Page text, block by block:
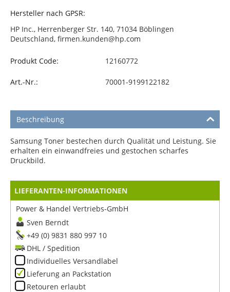
Hersteller nach GPSR:
HP Inc., Herrenberger Str. 140, 71034 Böblingen
Deutschland, firmen.kunden@hp.com
Produkt Code: 12160772
Art.-Nr.: 70001-9199122182
Beschreibung
Samsung Toner bestechen durch Qualität und Leistung. Sie
erhalten ein einwandfreies und gestochen scharfes
Druckbild.
LIEFERANTEN-INFORMATIONEN
Power & Handel Vertriebs-GmbH
Sven Berndt
+49 (0) 9831 880 997 10
DHL / Spedition
Individuelles Versandlabel
Lieferung an Packstation
Retouren erlaubt